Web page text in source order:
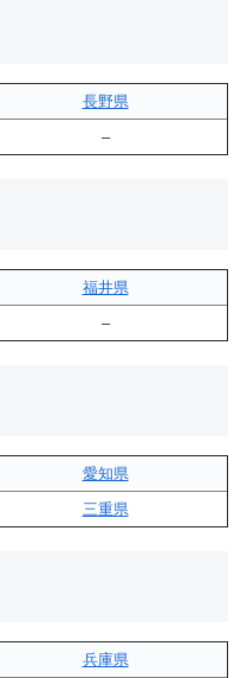
長野県
–
福井県
–
愛知県
三重県
兵庫県